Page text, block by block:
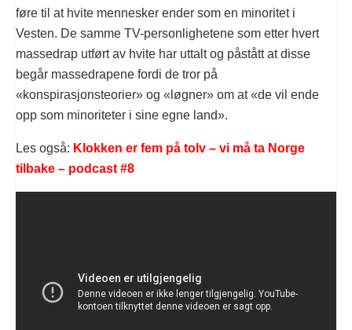
føre til at hvite mennesker ender som en minoritet i
Vesten. De samme TV-personlighetene som etter hvert
massedrap utført av hvite har uttalt og påstått at disse
begår massedrapene fordi de tror på
«konspirasjonsteorier» og «løgner» om at «de vil ende
opp som minoriteter i sine egne land».
Les også: Klokken er fem på tolv – vi må ta Norge
tilbake – podcast #8